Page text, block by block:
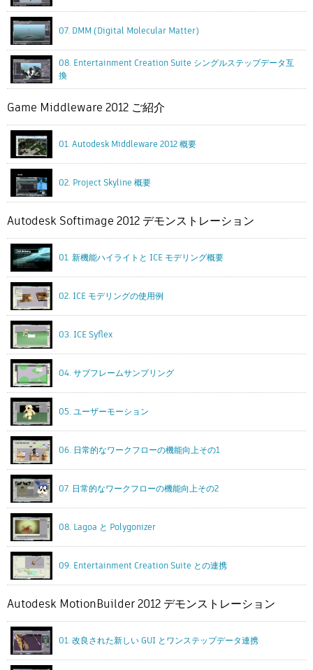
07. DMM (Digital Molecular Matter)
08. Entertainment Creation Suite シングルステップデータ互
換
Game Middleware 2012 ご紹介
01. Autodesk Middleware 2012 概要
02. Project Skyline 概要
Autodesk Softimage 2012 デモンストレーション
01. 新機能ハイライトと ICE モデリング概要
02. ICE モデリングの使用例
03. ICE Syflex
04. サブフレームサンプリング
05. ユーザーモーション
06. 日常的なワークフローの機能向上その1
07. 日常的なワークフローの機能向上その2
08. Lagoa と Polygonizer
09. Entertainment Creation Suite との連携
Autodesk MotionBuilder 2012 デモンストレーション
01. 改良された新しい GUI とワンステップデータ連携